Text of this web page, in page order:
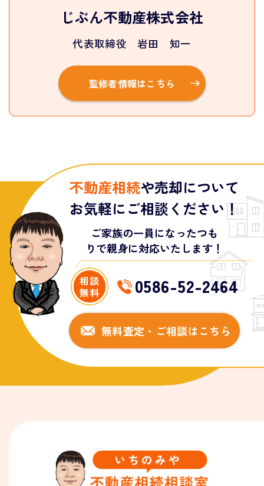
じぶん不動産株式会社
代表取締役 岩田 知一
監修者情報はこちら
不動産相続や売却について
お気軽にご相談ください！
ご家族の一員になったつも
りで親身に対応いたします！
相談
無料
0586-52-2464
無料査定・ご相談はこちら